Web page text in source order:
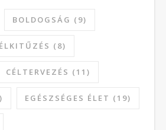
BOLDOGSÁG (9)
(8)
CÉLTERVEZÉS (11)
EGÉSZSÉGES ÉLET (19)